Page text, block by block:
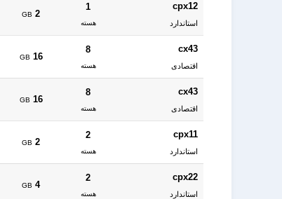
cpx12
استاندارد
1
هسته
2
GB
cx43
اقتصادی
8
هسته
16
GB
cx43
اقتصادی
8
هسته
16
GB
cpx11
استاندارد
2
هسته
2
GB
cpx22
استاندارد
2
هسته
4
GB